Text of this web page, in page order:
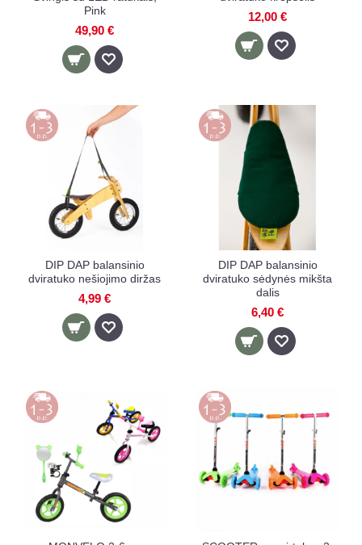
Pink
49,90 €
12,00 €
DIP DAP balansinio
dviratuko nešiojimo diržas
4,99 €
DIP DAP balansinio
dviratuko sėdynės mikšta
dalis
6,40 €